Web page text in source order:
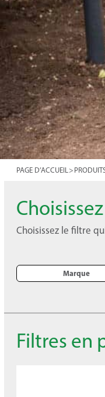
PAGE D’ACCUEIL>
Choisissez le filtre
Marque
Filtres en